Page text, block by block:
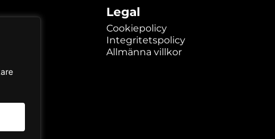
Legal
Cookiepolicy
Integritetspolicy
Allmänna villkor